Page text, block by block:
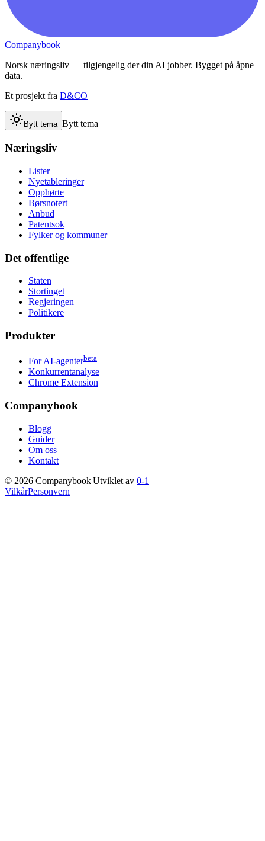
Companybook
Norsk næringsliv — tilgjengelig der din AI jobber. Bygget på åpne
data.
Et prosjekt fra D&CO
Bytt tema Bytt tema
Næringsliv
Lister
Nyetableringer
Opphørte
Børsnotert
Anbud
Patentsok
Fylker og kommuner
Det offentlige
Staten
Stortinget
Regjeringen
Politikere
Produkter
For AI-agenterbeta
Konkurrentanalyse
Chrome Extension
Companybook
Blogg
Guider
Om oss
Kontakt
© 2026 Companybook|Utviklet av 0-1
VilkårPersonvern